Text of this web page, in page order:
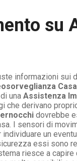
su
informazioni
una Assistenza
che derivano
dovrebbe
I sensori di
un
essi sono
riesce a capire